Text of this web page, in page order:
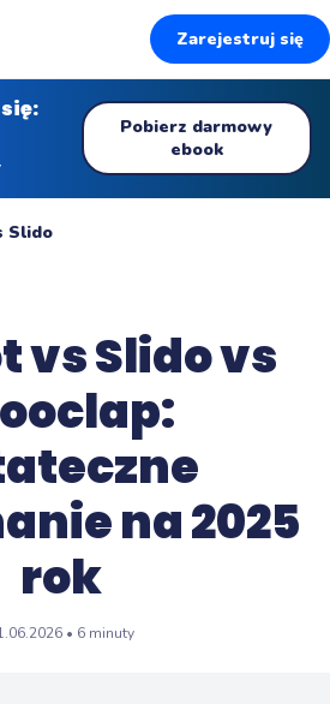
Zarejestruj się
Pobierz darmowy
ebook
Slido
vs Slido vs
na 2025
rok
• 6 minuty